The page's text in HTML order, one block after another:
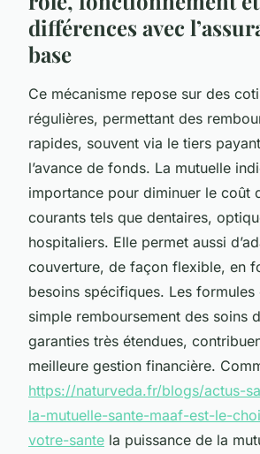
différences avec
base
Ce mécanisme repose sur des
régulières, permettant des
rapides, souvent via le tiers
l’avance de fonds. La mutuelle
importance pour diminuer le coût
courants tels que dentaires,
hospitaliers. Elle permet aussi
couverture, de façon flexible, en
besoins spécifiques. Les
simple remboursement des soins
garanties très étendues,
meilleure gestion financière.
https://naturveda.fr/blogs/actus-
la-mutuelle-sante-maaf-est-le-
votre-sante la puissance de la